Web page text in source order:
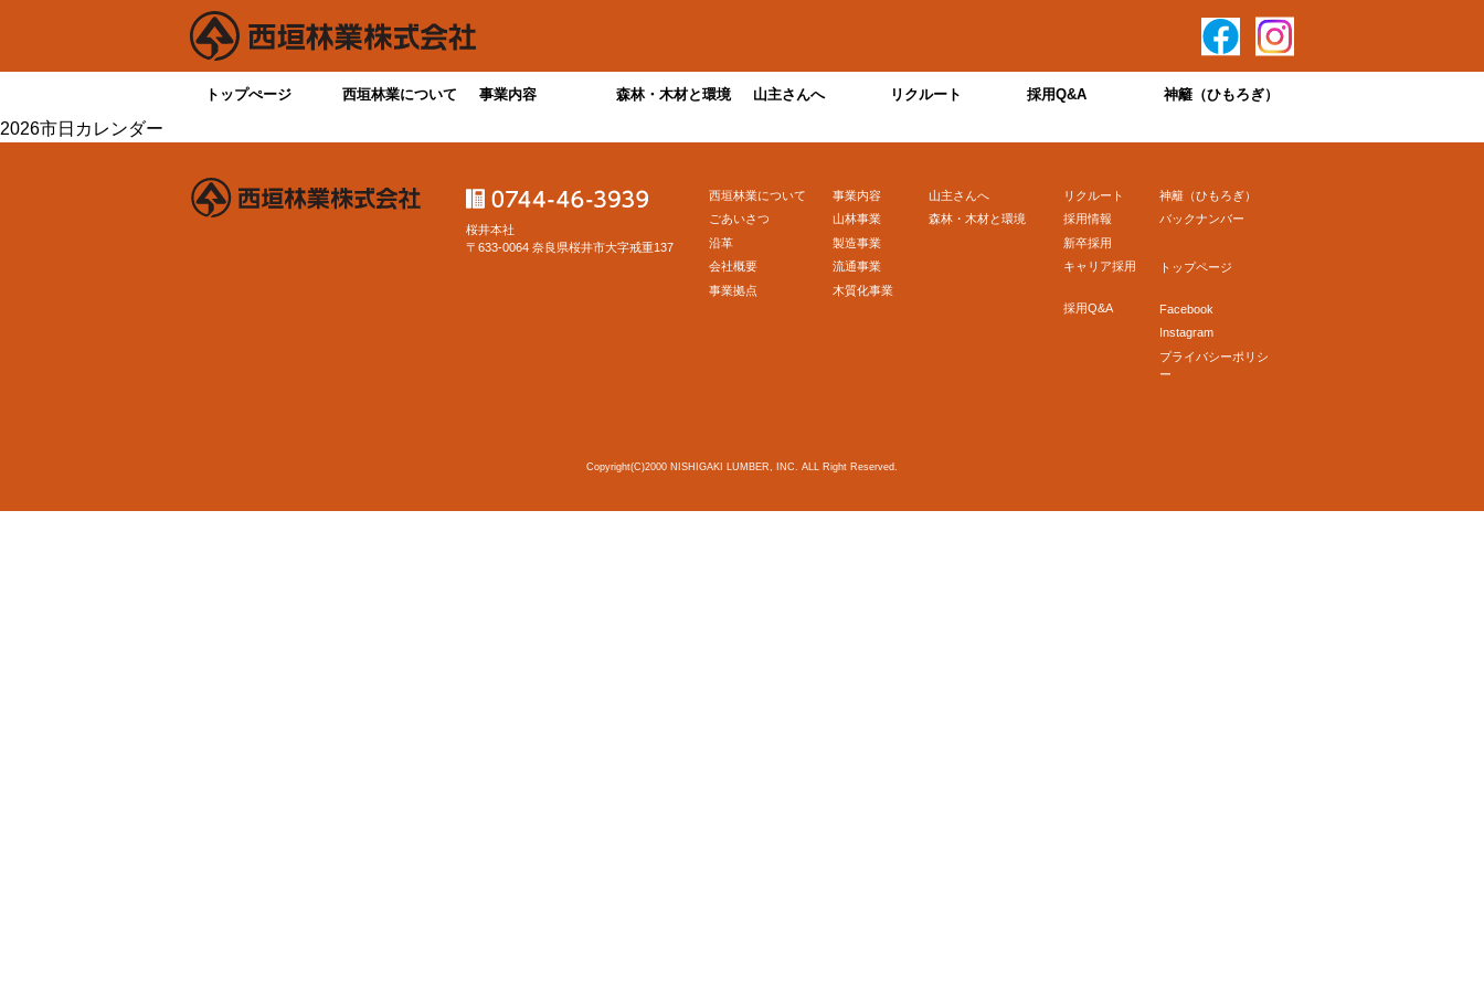
トップぺージ 西垣林業について 事業内容 森林・木材と環境 山主さんへ リクルート 採用Q&A 神籬（ひもろぎ）
2026市日カレンダー
桜井本社
〒633-0064 奈良県桜井市大字戒重137
西垣林業について
ごあいさつ
沿革
会社概要
事業拠点
事業内容
山林事業
製造事業
流通事業
木質化事業
山主さんへ
森林・木材と環境
リクルート
採用情報
新卒採用
キャリア採用
採用Q&A
神籬（ひもろぎ）
バックナンバー
トップページ
Facebook
Instagram
プライバシーポリシ
ー
Copyright(C)2000 NISHIGAKI LUMBER, INC. ALL Right Reserved.